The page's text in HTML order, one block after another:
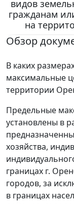
видов
гражданам
на
Обзор
В каких
максимальные
территории
Предельные
установлены в
хозяйства,
границах г.
городов, за
в границах